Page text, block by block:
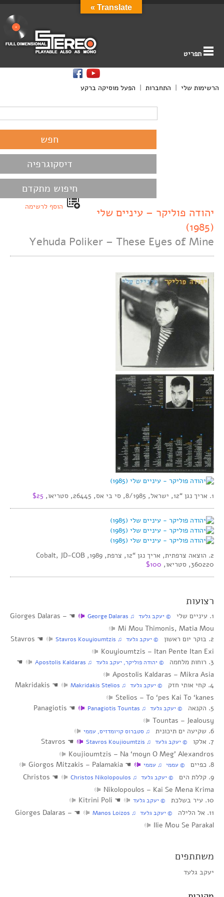
תפריט
הרשימות שלי | התחברות | הפעל מוסיקה ברקע
דיסקוגרפיה
חיפוש מתקדם
הוסף לרשימה
יהודה פוליקר – עיניים שלי
(1985)
Yehuda Poliker – These Eyes of Mine
1. אריך נגן “12, ישראל, 8/1985, סי בי אס, 26445, סטריאו, $25
2. הוצאה צרפתית, אריך נגן “12, צרפת, 1989, Cobalt, JD-COB
360220, סטריאו,
$100
רצועות
1. עיניים שלי ‏ © יעקב גלעד‏ ♫ George Dalaras ☚
Giorges Dalaras –
Mi Mou Thimonis, Matia Mou
2. בוקר יום ראשון
‏ © יעקב גלעד‏ ♫ Stavros Kouyioumtzis ☚
Stavros
Kouyioumtzis – Itan Pente Itan Exi
3. רוחות מלחמה
‏ © יהודה פוליקר, יעקב גלעד‏ ♫ Apostolis Kaldaras
☚
Apostolis Kaldaras – Mikra Asia
4. קחי אותי חזק
‏ © יעקב גלעד‏ ♫ Makridakis Stelios ☚
Makridakis
Stelios – To ‘pes Kai To ‘kanes
5. הקנאה
‏ © יעקב גלעד‏ ♫ Panagiotis Tountas ☚
Panagiotis
Tountas – Jealousy
6. שקיעה ים תיכונית
‏ ♫ סטברוס קויומדזיס, עממי
7. אלקו ‏ © יעקב גלעד‏ ♫ Stavros Koujioumtzis ☚
Stavros
Koujioumtzis – Na ‘moyn O Meg’ Alexandros
8. כפיים
‏ © עממי‏ ♫ עממי ☚
9. קללת הים
‏ © יעקב גלעד‏ ♫ Christos Nikolopoulos ☚
Christos
Nikolopoulos – Kai Se Mena Krima
10. עיר בשלכת
‏ © יעקב גלעד ☚
11. אל הלילה
‏ © יעקב גלעד‏ ♫ Manos Loizos ☚
Giorges Dalaras –
Ilie Mou Se Parakal
משתתפים
יעקב גלעד
Translate »